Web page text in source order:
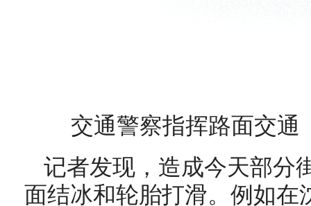
交通警察指挥路面交通
记者发现，造成今天部分
面结冰和轮胎打滑。例如在